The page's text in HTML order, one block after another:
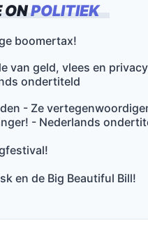
ONPOLITIEK
boomertax!
van geld, vlees en
ondertiteld
- Ze
- Nederlands
en de Big Beautiful Bill!
l
e
dI
n
s
A
p
p